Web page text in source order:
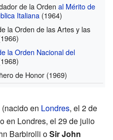
de la Orden al Mérito de
Italiana (1964)
la Orden de las Artes y las
la Orden Nacional del
de Honor (1969)
(nacido en Londres, el 2 de
en Londres, el 29 de julio
Barbirolli oSir John